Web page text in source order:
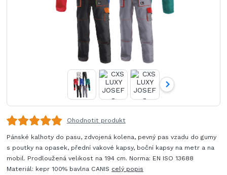
Ohodnotit produkt
Pánské kalhoty do pasu, zdvojená kolena, pevný pas vzadu do gumy
s poutky na opasek, přední vakové kapsy, boční kapsy na metr a na
mobil. Prodloužená velikost na 194 cm. Norma: EN ISO 13688
Materiál: kepr 100% bavlna CANIS celý popis